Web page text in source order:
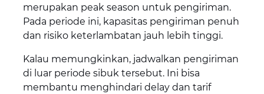
merupakan peak season untuk pengiriman.
Pada periode ini, kapasitas pengiriman penuh
dan risiko keterlambatan jauh lebih tinggi.
Kalau memungkinkan, jadwalkan pengiriman
di luar periode sibuk tersebut. Ini bisa
membantu menghindari delay dan tarif